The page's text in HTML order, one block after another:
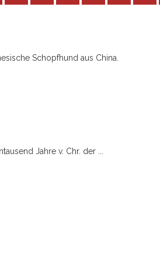
Schopfhund aus China.
Jahre v. Chr. der ...